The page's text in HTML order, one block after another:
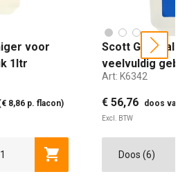
voor
1ltr
8,86 p. flacon)
Toevoegen aan winkelwagen
Scott General
veelvuldig gebruik
Art: K6342
€ 56,76 doos van 6
Excl. BTW
next